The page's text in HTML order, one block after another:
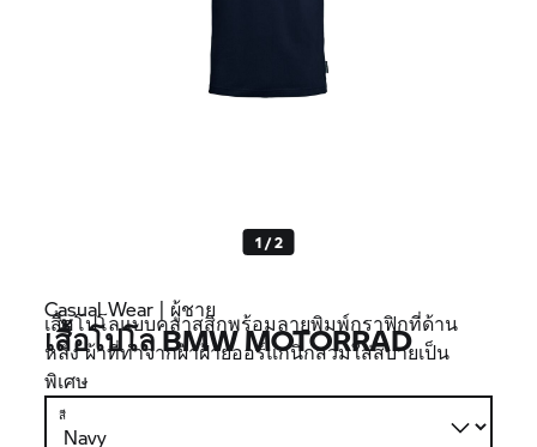
1 / 2
Casual Wear | ผู้ชาย
เสื้อโปโลBMW MOTORRAD
เสื้อโปโลแบบคลาสสิกพร้อมลายพิมพ์กราฟิกที่ด้าน
หลัง ผ้าที่ทำจากผ้าฝ้ายออร์แกนิกสวมใส่สบายเป็น
พิเศษ
สี